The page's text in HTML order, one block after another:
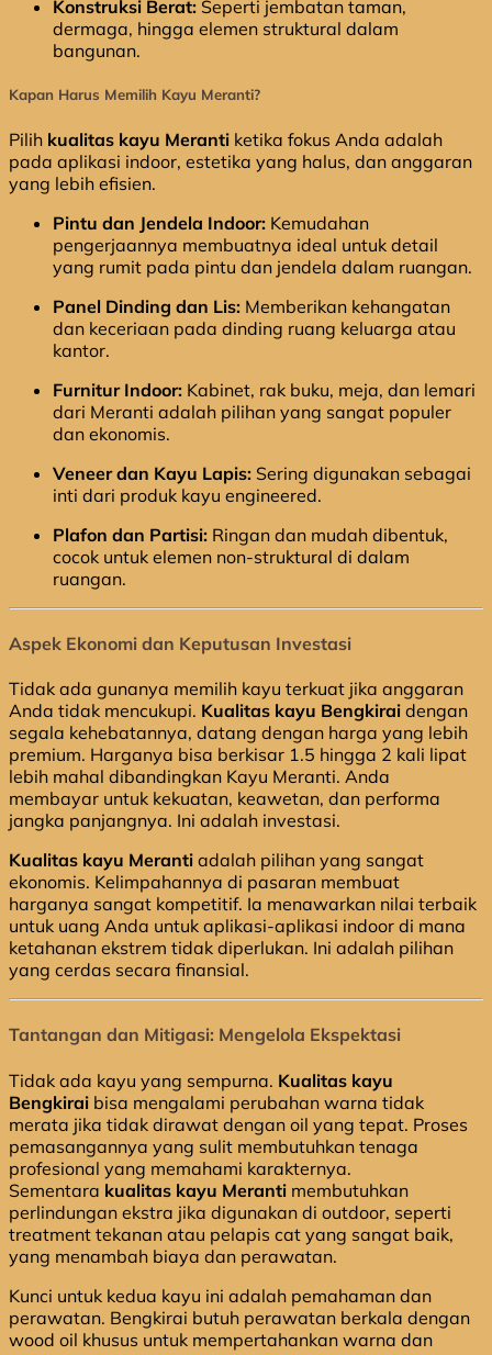
Konstruksi Berat: Seperti jembatan taman,
dermaga, hingga elemen struktural dalam
bangunan.
Kapan Harus Memilih Kayu Meranti?
Pilih kualitas kayu Meranti ketika fokus Anda adalah
pada aplikasi indoor, estetika yang halus, dan anggaran
yang lebih efisien.
Pintu dan Jendela Indoor: Kemudahan
pengerjaannya membuatnya ideal untuk detail
yang rumit pada pintu dan jendela dalam ruangan.
Panel Dinding dan Lis: Memberikan kehangatan
dan keceriaan pada dinding ruang keluarga atau
kantor.
Furnitur Indoor: Kabinet, rak buku, meja, dan lemari
dari Meranti adalah pilihan yang sangat populer
dan ekonomis.
Veneer dan Kayu Lapis: Sering digunakan sebagai
inti dari produk kayu engineered.
Plafon dan Partisi: Ringan dan mudah dibentuk,
cocok untuk elemen non-struktural di dalam
ruangan.
Aspek Ekonomi dan Keputusan Investasi
Tidak ada gunanya memilih kayu terkuat jika anggaran
Anda tidak mencukupi. Kualitas kayu Bengkirai dengan
segala kehebatannya, datang dengan harga yang lebih
premium. Harganya bisa berkisar 1.5 hingga 2 kali lipat
lebih mahal dibandingkan Kayu Meranti. Anda
membayar untuk kekuatan, keawetan, dan performa
jangka panjangnya. Ini adalah investasi.
Kualitas kayu Meranti adalah pilihan yang sangat
ekonomis. Kelimpahannya di pasaran membuat
harganya sangat kompetitif. Ia menawarkan nilai terbaik
untuk uang Anda untuk aplikasi-aplikasi indoor di mana
ketahanan ekstrem tidak diperlukan. Ini adalah pilihan
yang cerdas secara finansial.
Tantangan dan Mitigasi: Mengelola Ekspektasi
Tidak ada kayu yang sempurna. Kualitas kayu
Bengkirai bisa mengalami perubahan warna tidak
merata jika tidak dirawat dengan oil yang tepat. Proses
pemasangannya yang sulit membutuhkan tenaga
profesional yang memahami karakternya.
Sementara kualitas kayu Meranti membutuhkan
perlindungan ekstra jika digunakan di outdoor, seperti
treatment tekanan atau pelapis cat yang sangat baik,
yang menambah biaya dan perawatan.
Kunci untuk kedua kayu ini adalah pemahaman dan
perawatan. Bengkirai butuh perawatan berkala dengan
wood oil khusus untuk mempertahankan warna dan